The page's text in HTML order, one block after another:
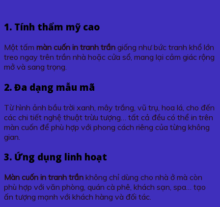
1. Tính thẩm mỹ cao
Một tấm màn cuốn in tranh trần giống như bức tranh khổ lớn
treo ngay trên trần nhà hoặc cửa sổ, mang lại cảm giác rộng
mở và sang trọng.
2. Đa dạng mẫu mã
Từ hình ảnh bầu trời xanh, mây trắng, vũ trụ, hoa lá, cho đến
các chi tiết nghệ thuật trừu tượng… tất cả đều có thể in trên
màn cuốn để phù hợp với phong cách riêng của từng không
gian.
3. Ứng dụng linh hoạt
Màn cuốn in tranh trần không chỉ dùng cho nhà ở mà còn
phù hợp với văn phòng, quán cà phê, khách sạn, spa… tạo
ấn tượng mạnh với khách hàng và đối tác.